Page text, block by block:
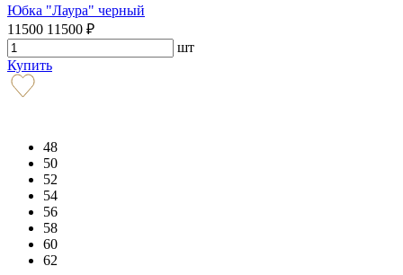
Юбка "Лаура" черный
11500 11500 ₽
шт
Купить
48
50
52
54
56
58
60
62